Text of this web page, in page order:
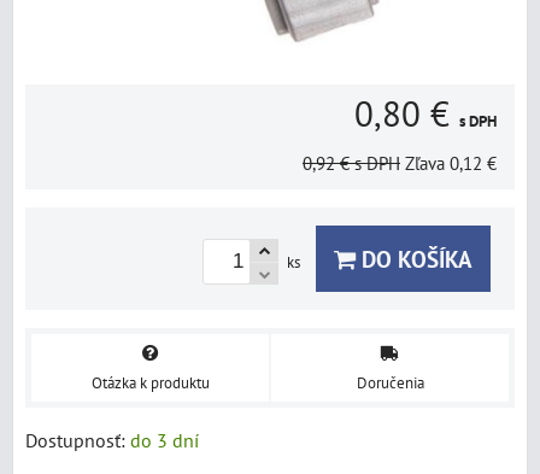
0,80 € s DPH
0,92 € s DPH Zľava 0,12 €
ks DO KOŠÍKA
Otázka k produktu Doručenia
Dostupnosť: do 3 dní